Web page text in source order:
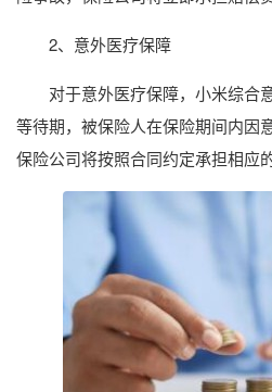
2、意外医疗保障
对于意外医疗保障，小米综合
等待期，被保险人在保险期间内因
保险公司将按照合同约定承担相应